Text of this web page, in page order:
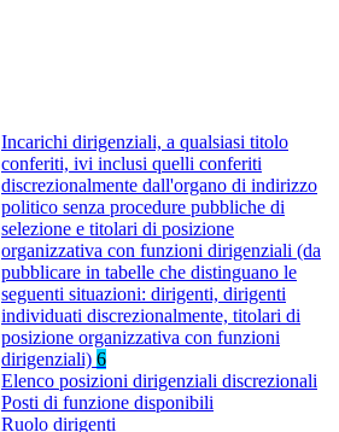
Incarichi dirigenziali, a qualsiasi titolo
conferiti, ivi inclusi quelli conferiti
discrezionalmente dall'organo di indirizzo
politico senza procedure pubbliche di
selezione e titolari di posizione
organizzativa con funzioni dirigenziali (da
pubblicare in tabelle che distinguano le
seguenti situazioni: dirigenti, dirigenti
individuati discrezionalmente, titolari di
posizione organizzativa con funzioni
dirigenziali) 6
Elenco posizioni dirigenziali discrezionali
Posti di funzione disponibili
Ruolo dirigenti